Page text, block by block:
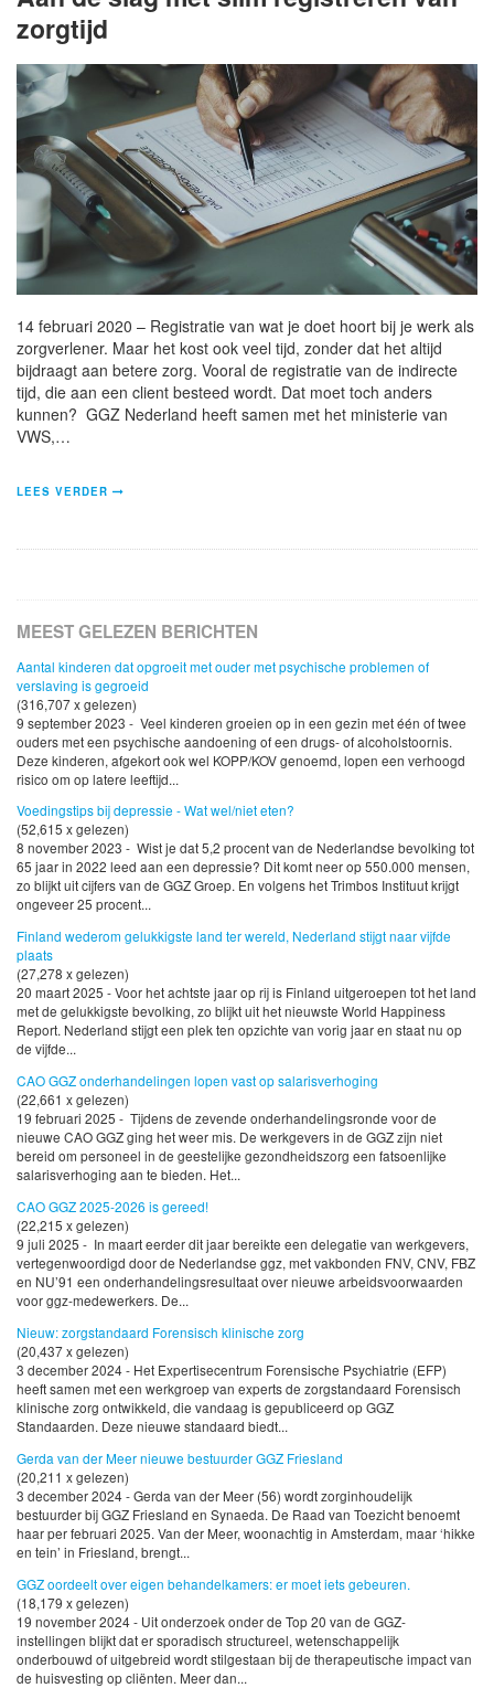
zorgtijd
14 februari 2020 – Registratie van wat je doet hoort bij je werk als
zorgverlener. Maar het kost ook veel tijd, zonder dat het altijd
bijdraagt aan betere zorg. Vooral de registratie van de indirecte
tijd, die aan een client besteed wordt. Dat moet toch anders
kunnen? GGZ Nederland heeft samen met het ministerie van
VWS,…
LEES VERDER
MEEST GELEZEN BERICHTEN
Aantal kinderen dat opgroeit met ouder met psychische problemen of
verslaving is gegroeid
(316,707 x gelezen)
9 september 2023 - Veel kinderen groeien op in een gezin met één of twee
ouders met een psychische aandoening of een drugs- of alcoholstoornis.
Deze kinderen, afgekort ook wel KOPP/KOV genoemd, lopen een verhoogd
risico om op latere leeftijd...
Voedingstips bij depressie - Wat wel/niet eten?
(52,615 x gelezen)
8 november 2023 - Wist je dat 5,2 procent van de Nederlandse bevolking tot
65 jaar in 2022 leed aan een depressie? Dit komt neer op 550.000 mensen,
zo blijkt uit cijfers van de GGZ Groep. En volgens het Trimbos Instituut krijgt
ongeveer 25 procent...
Finland wederom gelukkigste land ter wereld, Nederland stijgt naar vijfde
plaats
(27,278 x gelezen)
20 maart 2025 - Voor het achtste jaar op rij is Finland uitgeroepen tot het land
met de gelukkigste bevolking, zo blijkt uit het nieuwste World Happiness
Report. Nederland stijgt een plek ten opzichte van vorig jaar en staat nu op
de vijfde...
CAO GGZ onderhandelingen lopen vast op salarisverhoging
(22,661 x gelezen)
19 februari 2025 - Tijdens de zevende onderhandelingsronde voor de
nieuwe CAO GGZ ging het weer mis. De werkgevers in de GGZ zijn niet
bereid om personeel in de geestelijke gezondheidszorg een fatsoenlijke
salarisverhoging aan te bieden. Het...
CAO GGZ 2025-2026 is gereed!
(22,215 x gelezen)
9 juli 2025 - In maart eerder dit jaar bereikte een delegatie van werkgevers,
vertegenwoordigd door de Nederlandse ggz, met vakbonden FNV, CNV, FBZ
en NU’91 een onderhandelingsresultaat over nieuwe arbeidsvoorwaarden
voor ggz-medewerkers. De...
Nieuw: zorgstandaard Forensisch klinische zorg
(20,437 x gelezen)
3 december 2024 - Het Expertisecentrum Forensische Psychiatrie (EFP)
heeft samen met een werkgroep van experts de zorgstandaard Forensisch
klinische zorg ontwikkeld, die vandaag is gepubliceerd op GGZ
Standaarden. Deze nieuwe standaard biedt...
Gerda van der Meer nieuwe bestuurder GGZ Friesland
(20,211 x gelezen)
3 december 2024 - Gerda van der Meer (56) wordt zorginhoudelijk
bestuurder bij GGZ Friesland en Synaeda. De Raad van Toezicht benoemt
haar per februari 2025. Van der Meer, woonachtig in Amsterdam, maar ‘hikke
en tein’ in Friesland, brengt...
GGZ oordeelt over eigen behandelkamers: er moet iets gebeuren.
(18,179 x gelezen)
19 november 2024 - Uit onderzoek onder de Top 20 van de GGZ-
instellingen blijkt dat er sporadisch structureel, wetenschappelijk
onderbouwd of uitgebreid wordt stilgestaan bij de therapeutische impact van
de huisvesting op cliënten. Meer dan...